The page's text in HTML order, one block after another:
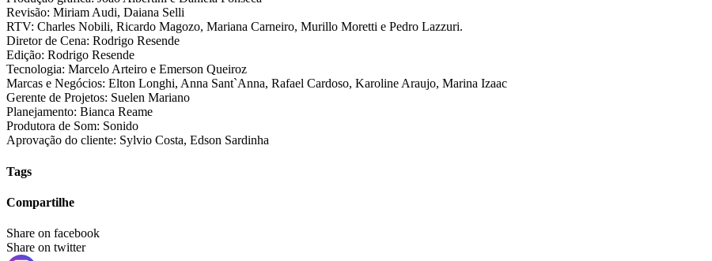
Revisão: Miriam Audi, Daiana Selli
RTV: Charles Nobili, Ricardo Magozo, Mariana Carneiro, Murillo Moretti e Pedro Lazzuri.
Diretor de Cena: Rodrigo Resende
Edição: Rodrigo Resende
Tecnologia: Marcelo Arteiro e Emerson Queiroz
Marcas e Negócios: Elton Longhi, Anna Sant`Anna, Rafael Cardoso, Karoline Araujo, Marina Izaac
Gerente de Projetos: Suelen Mariano
Planejamento: Bianca Reame
Produtora de Som: Sonido
Aprovação do cliente: Sylvio Costa, Edson Sardinha
Tags
Compartilhe
Share on facebook
Share on twitter